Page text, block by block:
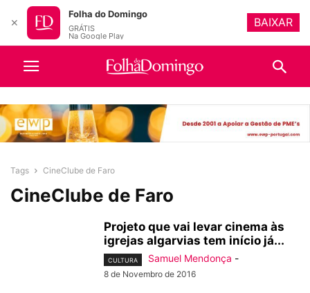
Tags CineClube de Faro
CineClube de Faro
Projeto que vai levar cinema às
igrejas algarvias tem início já...
CULTURA Samuel Mendonça -
8 de Novembro de 2016
✕
Folha do Domingo
GRÁTIS
Na Google Play
BAIXAR